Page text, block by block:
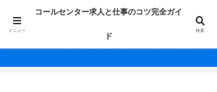
未経験からベテランまで、働く人の毎日を応援！求人情報や役立つノウハウを
メニュー
コールセンター求人と仕事のコツ完全ガイ
ド
検索